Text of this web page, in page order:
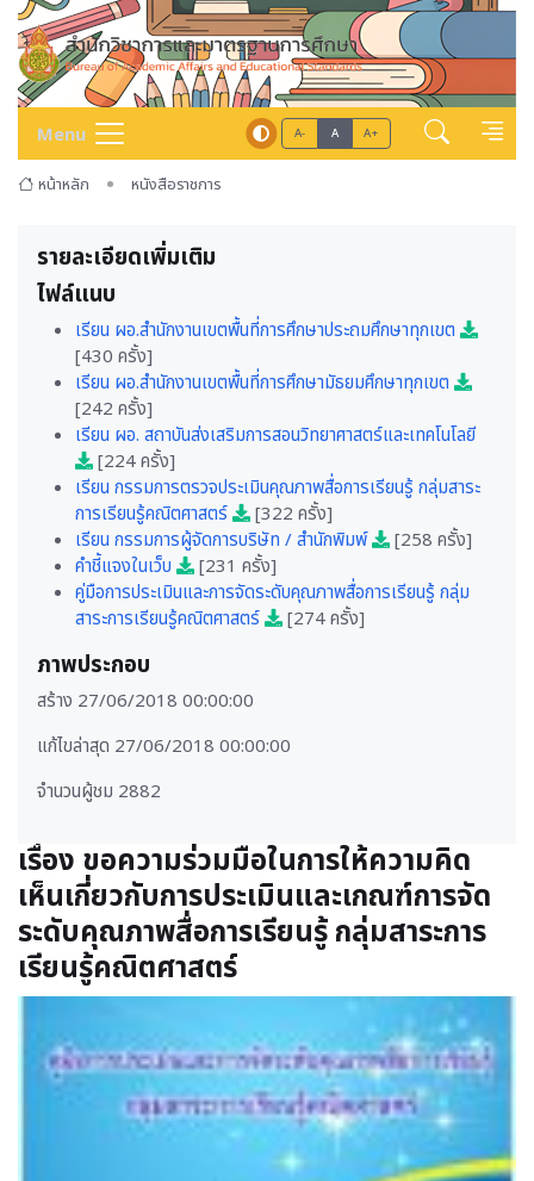
Menu A- A A+
หน้าหลัก หนังสือราชการ
เรื่อง ขอความร่วมมือในการให้ความคิด
เห็นเกี่ยวกับการประเมินและเกณฑ์การจัด
ระดับคุณภาพสื่อการเรียนรู้ กลุ่มสาระการ
เรียนรู้คณิตศาสตร์
รายละเอียดเพิ่มเติม
ไฟล์แนบ
เรียน ผอ.สำนักงานเขตพื้นที่การศึกษาประถมศึกษาทุกเขต
[430 ครั้ง]
เรียน ผอ.สำนักงานเขตพื้นที่การศึกษามัธยมศึกษาทุกเขต
[242 ครั้ง]
เรียน ผอ. สถาบันส่งเสริมการสอนวิทยาศาสตร์และเทคโนโลยี
[224 ครั้ง]
เรียน กรรมการตรวจประเมินคุณภาพสื่อการเรียนรู้ กลุ่มสาระ
การเรียนรู้คณิตศาสตร์
[322 ครั้ง]
เรียน กรรมการผู้จัดการบริษัท / สำนักพิมพ์
[258 ครั้ง]
คำชี้แจงในเว็บ
[231 ครั้ง]
คู่มือการประเมินและการจัดระดับคุณภาพสื่อการเรียนรู้ กลุ่ม
สาระการเรียนรู้คณิตศาสตร์
[274 ครั้ง]
ภาพประกอบ
สร้าง 27/06/2018 00:00:00
แก้ไขล่าสุด 27/06/2018 00:00:00
จำนวนผู้ชม 2882